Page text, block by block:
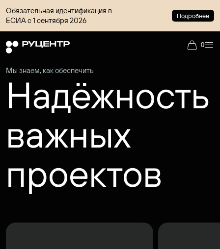
Обязательная идентификация в
ЕСИА с 1 сентября 2026
Подробнее
0
Мы знаем, как обеспечить
Надёжность
важных
проектов